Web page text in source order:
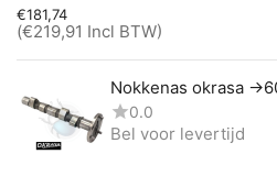
€181,74
(€219,91 Incl BTW)
Nokkenas okrasa -
0.0
Bel voor levertijd